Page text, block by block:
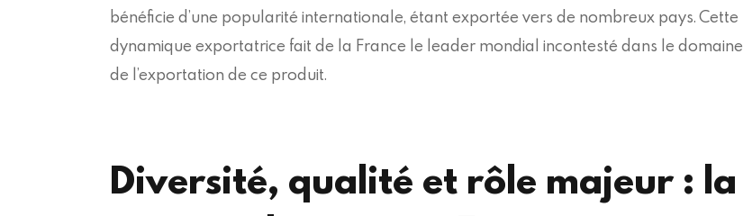
bénéficie d’une popularité internationale, étant exportée vers de nombreux pays. Cette
dynamique exportatrice fait de la France le leader mondial incontesté dans le domaine
de l’exportation de ce produit.
Diversité, qualité et rôle majeur : la